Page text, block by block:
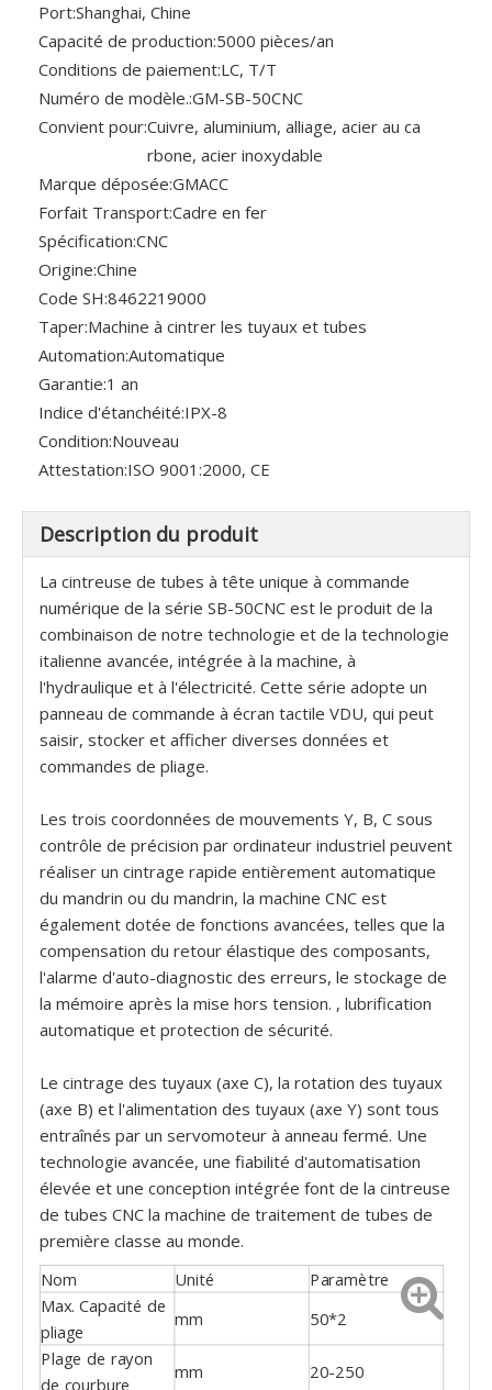
Port:Shanghai, Chine
Capacité de production:5000 pièces/an
Conditions de paiement:LC, T/T
Numéro de modèle.:GM-SB-50CNC
Convient pour:Cuivre, aluminium, alliage, acier au ca
rbone, acier inoxydable
Marque déposée:GMACC
Forfait Transport:Cadre en fer
Spécification:CNC
Origine:Chine
Code SH:8462219000
Taper:Machine à cintrer les tuyaux et tubes
Automation:Automatique
Garantie:1 an
Indice d'étanchéité:IPX-8
Condition:Nouveau
Attestation:ISO 9001:2000, CE
Description du produit
La cintreuse de tubes à tête unique à commande
numérique de la série SB-50CNC est le produit de la
combinaison de notre technologie et de la technologie
italienne avancée, intégrée à la machine, à
l'hydraulique et à l'électricité. Cette série adopte un
panneau de commande à écran tactile VDU, qui peut
saisir, stocker et afficher diverses données et
commandes de pliage.
Les trois coordonnées de mouvements Y, B, C sous
contrôle de précision par ordinateur industriel peuvent
réaliser un cintrage rapide entièrement automatique
du mandrin ou du mandrin, la machine CNC est
également dotée de fonctions avancées, telles que la
compensation du retour élastique des composants,
l'alarme d'auto-diagnostic des erreurs, le stockage de
la mémoire après la mise hors tension. , lubrification
automatique et protection de sécurité.
Le cintrage des tuyaux (axe C), la rotation des tuyaux
(axe B) ​​et l'alimentation des tuyaux (axe Y) sont tous
entraînés par un servomoteur à anneau fermé. Une
technologie avancée, une fiabilité d'automatisation
élevée et une conception intégrée font de la cintreuse
de tubes CNC la machine de traitement de tubes de
première classe au monde.
Nom Unité Paramètre
Max. Capacité de
pliage
mm
50*2
Plage de rayon
de courbure
mm 20-250